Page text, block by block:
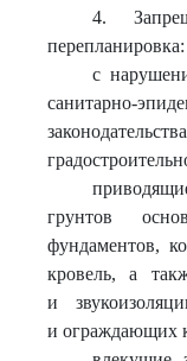
4.
перепланировка:
с
санитарно-
грунтов
фундаментов,
кровель, а
и
и ограждающих